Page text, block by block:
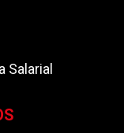
Salarial